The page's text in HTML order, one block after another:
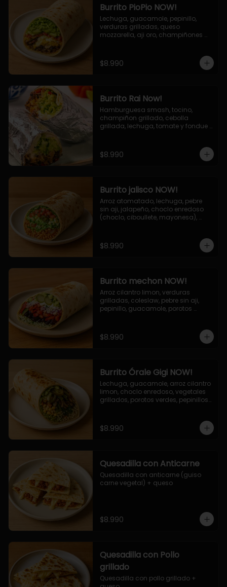
Burrito PioPio NOW!
Lechuga, guacamole, pepinillo,
verduras grilladas, queso
mozzarella, aji oro, champiñones
$8.990
Burrito Rai Now!
Hamburguesa smash, tocino,
champiñon grillado, cebolla
grillada, lechuga, tomate y fondue
$8.990
Burrito jalisco NOW!
Arroz atomatado, lechuga, pebre
sin aji, jalapeño, choclo enredoso
(choclo, ciboullete, mayonesa),
$8.990
Burrito mechon NOW!
Arroz cilantro limon, verduras
grilladas, coleslaw, pebre sin aji,
pepinillo, guacamole, porotos
$8.990
Burrito Órale Gigi NOW!
Lechuga, guacamole, arroz cilantro
limon, choclo enredoso, vegetales
grillados, porotos verdes, pepinillos
$8.990
Quesadilla con Anticarne
Quesadilla con anticarne (guiso
carne vegetal) + queso
$8.990
Quesadilla con Pollo
grillado
Quesadilla con pollo grillado +